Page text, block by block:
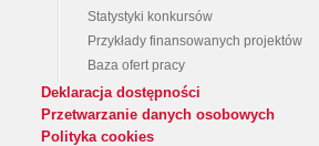
Statystyki konkursów
Przykłady finansowanych projektów
Baza ofert pracy
Deklaracja dostępności
Przetwarzanie danych osobowych
Polityka cookies